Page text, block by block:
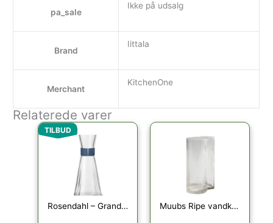
pa_sale
Ikke på udsalg
Brand
Iittala
Merchant
KitchenOne
Relaterede varer
TILBUD
Rosendahl – Grand Cru Vandkaraffel 90 cl ocean blue
Den oprindelige pris var: 249.95kr..
Den aktuelle pris er: 152.00kr..
Muubs Ripe vandkaraffel